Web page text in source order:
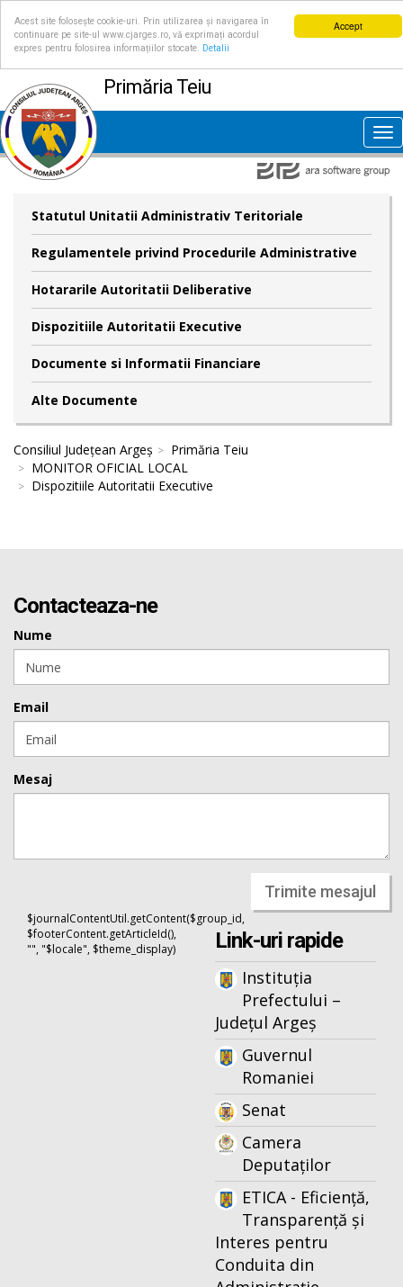
Accept
Acest site folosește cookie-uri. Prin utilizarea și navigarea în
continuare pe site-ul www.cjarges.ro, vă exprimați acordul
expres pentru folosirea informațiilor stocate.
Detalii
Primăria Teiu
Statutul Unitatii Administrativ Teritoriale
Regulamentele privind Procedurile Administrative
Hotararile Autoritatii Deliberative
Dispozitiile Autoritatii Executive
Documente si Informatii Financiare
Alte Documente
Consiliul Județean Argeș
Primăria Teiu
MONITOR OFICIAL LOCAL
Dispozitiile Autoritatii Executive
Contacteaza-ne
Nume
Email
Mesaj
Trimite mesajul
$journalContentUtil.getContent($group_id,
$footerContent.getArticleId(),
"", "$locale", $theme_display)
Link-uri rapide
Instituția
Prefectului –
Județul Argeș
Guvernul
Romaniei
Senat
Camera
Deputaților
ETICA - Eficiență,
Transparență și
Interes pentru
Conduita din